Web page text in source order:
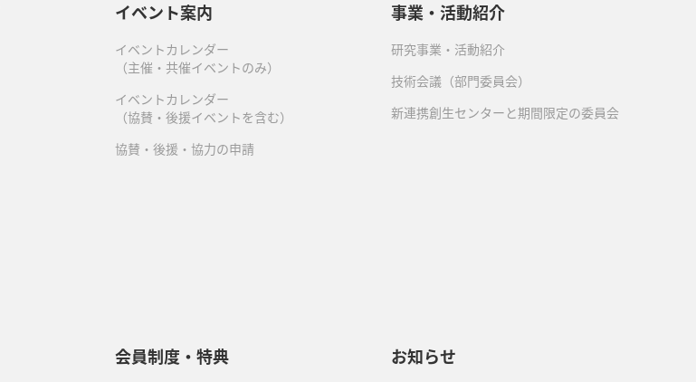
イベント案内
イベントカレンダー
（主催・共催イベントのみ）
イベントカレンダー
（協賛・後援イベントを含む）
協賛・後援・協力の申請
事業・活動紹介
研究事業・活動紹介
技術会議（部門委員会）
新連携創生センターと期間限定の委員会
会員制度・特典 お知らせ